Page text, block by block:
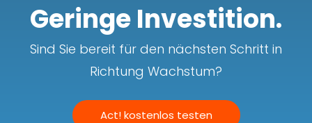
Geringe Investition.
Sind Sie bereit für den nächsten Schritt in
Richtung Wachstum?
Act! kostenlos testen